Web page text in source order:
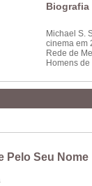
Biografia
Michael S.
cinema em
Rede de
Homens
Pelo Seu Nome